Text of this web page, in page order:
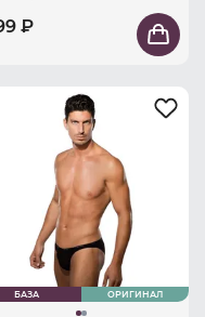
₽
БАЗА ОРИГИНАЛ